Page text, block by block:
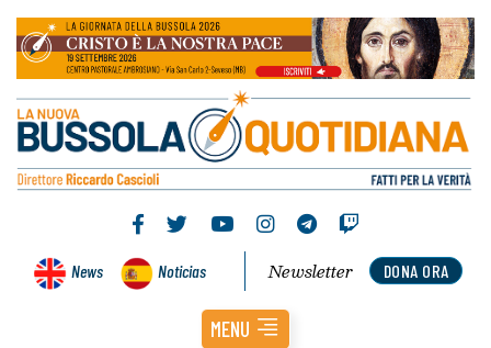
News Noticias DONA ORA
Newsletter
MENU